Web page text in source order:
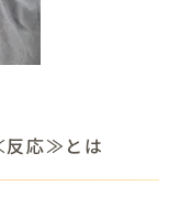
反応≫とは